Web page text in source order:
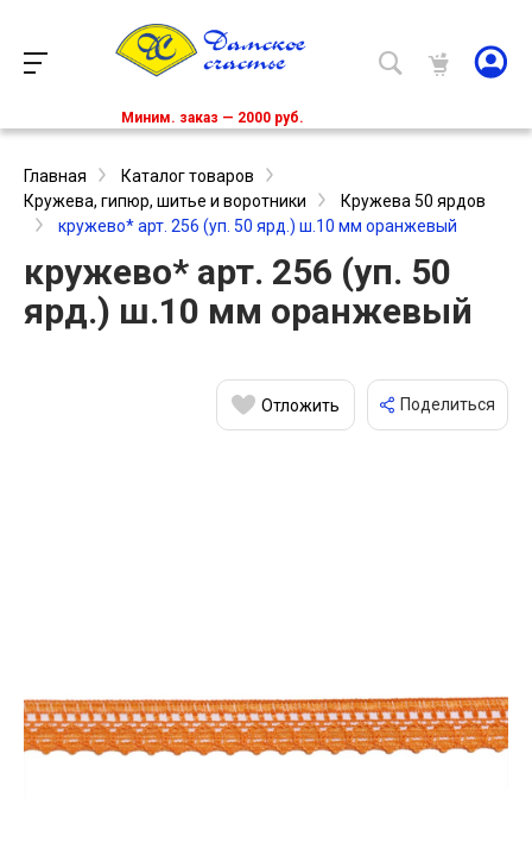
Миним. заказ — 2000 руб.
Главная
Каталог товаров
Кружева, гипюр, шитье и воротники
Кружева 50 ярдов
кружево* арт. 256 (уп. 50 ярд.) ш.10 мм оранжевый
кружево* арт. 256 (уп. 50
ярд.) ш.10 мм оранжевый
Отложить Поделиться